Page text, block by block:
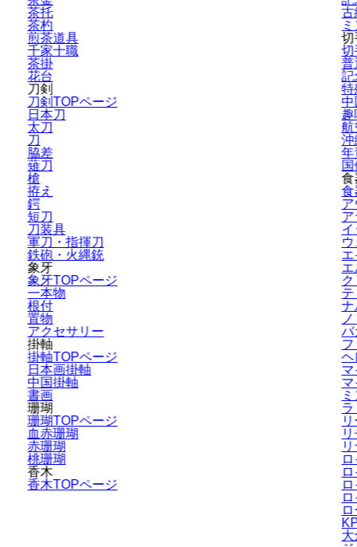
茶托
茶杓
煎茶道具
千家十職
茶掛
花台
刀剣
刀剣TOPページ
日本刀
太刀
刀
脇差
薙刀
槍
拵え
鍔
短刀
刀装具
軍刀・指揮刀
鉄砲・火縄銃
象牙
象牙TOPページ
一本物
根付
置物
アクセサリー
掛軸
掛軸TOPページ
日本画掛軸
中国掛軸
書画
珊瑚
珊瑚TOPページ
血赤珊瑚
赤珊瑚
桃珊瑚
香木
香木TOPページ
古
切
切
普
記
特
中
趣
航
沖
年
食
食
ア
ア
イ
エ
エ
テ
ナ
バ
フ
ヘ
マ
マ
大